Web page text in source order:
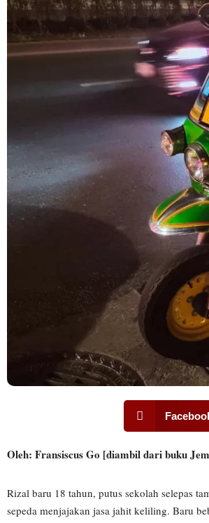
Oleh: Fransiscus Go [diambil dari buku
Rizal baru 18 tahun, putus sekolah selepas
sepeda menjajakan jasa jahit keliling. Baru